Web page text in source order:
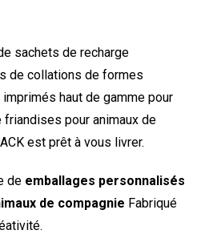
sachets de recharge
de collations de formes
haut de gamme pour
friandises pour animaux de
est prêt à vous livrer.
de emballages personnalisés
de compagnie Fabriqué